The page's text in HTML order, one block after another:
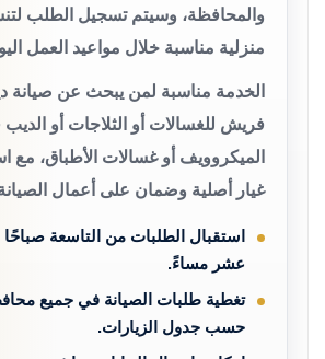
والمحافظة، وسيتم تسجيل الطلب
منزلية مناسبة خلال مواعيد العمل
الخدمة مناسبة لمن يبحث عن صيانة
فريش للغسالات أو الثلاجات أو الديب
الميكروويف أو غسالات الأطباق، مع
غيار أصلية وضمان على أعمال
استقبال الطلبات من التاسعة صباحًا
عشر مساءً.
تغطية طلبات الصيانة في جميع
حسب جدول الزيارات.